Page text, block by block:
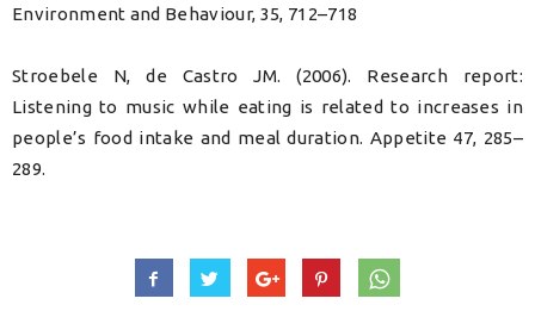
Environment and Behaviour, 35, 712–718
Stroebele N, de Castro JM. (2006). Research report:
Listening to music while eating is related to increases in
people’s food intake and meal duration. Appetite 47, 285–
289.